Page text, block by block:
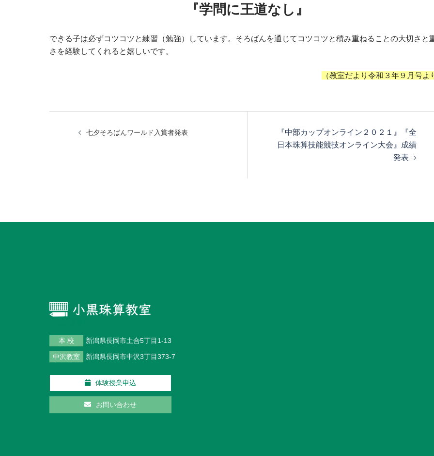
『学問に王道なし』
できる子は必ずコツコツと練習（勉強）しています。そろばんを通じてコツコツと積み重ねることの大切さと
さを経験してくれると嬉しいです。
（教室だより令和３年９月号よ
ゲ
ン
七夕そろばんワールド入賞者発表
『中部カップオンライン２０２１』『全
日本珠算技能競技オンライン大会』成績
発表
本 校 新潟県長岡市土合5丁目1-13
中沢教室 新潟県長岡市中沢3丁目373-7
体験授業申込
お問い合わせ